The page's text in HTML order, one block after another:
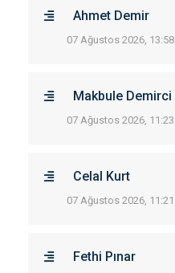
Ahmet Demir
07 Ağustos 2026, 13:58
Makbule Demirci
07 Ağustos 2026, 11:23
Celal Kurt
07 Ağustos 2026, 11:21
Fethi Pınar